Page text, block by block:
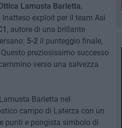
Lamusta Barletta,
exploit per il team Asi
, autore di una brillante
5-2il punteggio finale,
preziosissimo successo
verso una salvezza
Barletta nel
campo di Laterza con un
punti e pongista simbolo di